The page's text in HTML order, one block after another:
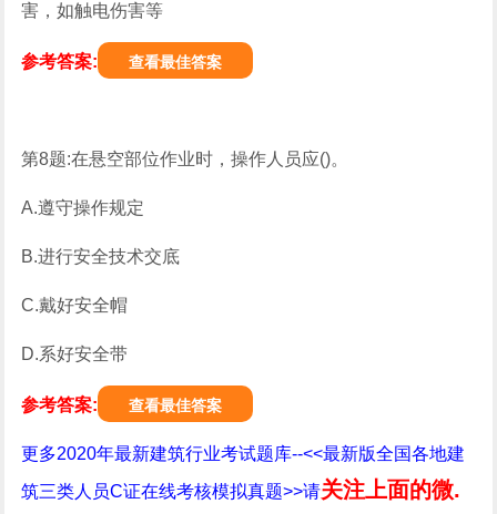
害，如触电伤害等
参考答案: 查看最佳答案
第8题:在悬空部位作业时，操作人员应()。
A.遵守操作规定
B.进行安全技术交底
C.戴好安全帽
D.系好安全带
参考答案: 查看最佳答案
更多2020年最新建筑行业考试题库--<<最新版全国各地建
筑三类人员C证在线考核模拟真题>>请关注上面的微.